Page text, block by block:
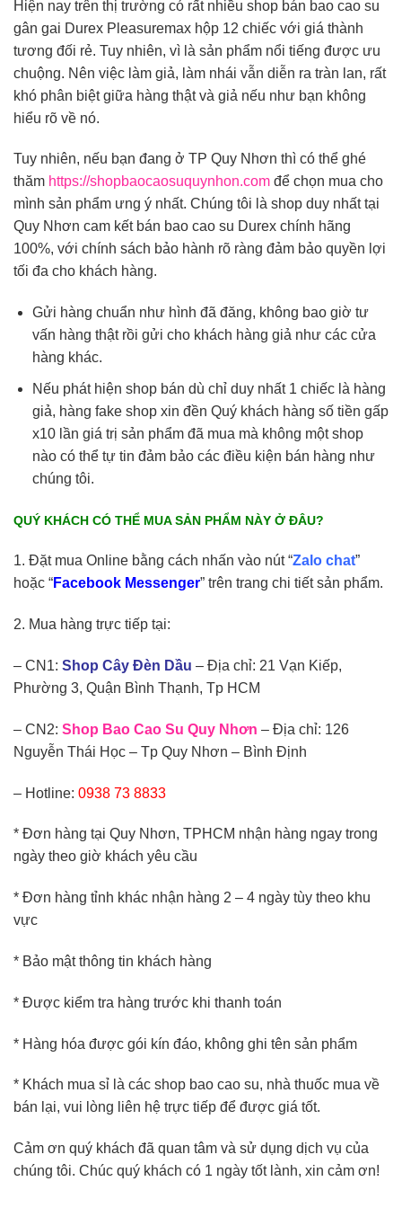
Hiện nay trên thị trường có rất nhiều shop bán bao cao su
gân gai Durex Pleasuremax hộp 12 chiếc với giá thành
tương đối rẻ. Tuy nhiên, vì là sản phẩm nổi tiếng được ưu
chuộng. Nên việc làm giả, làm nhái vẫn diễn ra tràn lan, rất
khó phân biệt giữa hàng thật và giả nếu như bạn không
hiểu rõ về nó.
Tuy nhiên, nếu bạn đang ở TP Quy Nhơn thì có thể ghé
thăm https://shopbaocaosuquynhon.com để chọn mua cho
mình sản phẩm ưng ý nhất. Chúng tôi là shop duy nhất tại
Quy Nhơn cam kết bán bao cao su Durex chính hãng
100%, với chính sách bảo hành rõ ràng đảm bảo quyền lợi
tối đa cho khách hàng.
Gửi hàng chuẩn như hình đã đăng, không bao giờ tư
vấn hàng thật rồi gửi cho khách hàng giả như các cửa
hàng khác.
Nếu phát hiện shop bán dù chỉ duy nhất 1 chiếc là hàng
giả, hàng fake shop xin đền Quý khách hàng số tiền gấp
x10 lần giá trị sản phẩm đã mua mà không một shop
nào có thể tự tin đảm bảo các điều kiện bán hàng như
chúng tôi.
QUÝ KHÁCH CÓ THỂ MUA SẢN PHẨM NÀY Ở ĐÂU?
1. Đặt mua Online bằng cách nhấn vào nút “Zalo chat”
hoặc “Facebook Messenger” trên trang chi tiết sản phẩm.
2. Mua hàng trực tiếp tại:
– CN1: Shop Cây Đèn Dầu – Địa chỉ: 21 Vạn Kiếp,
Phường 3, Quận Bình Thạnh, Tp HCM
– CN2: Shop Bao Cao Su Quy Nhơn – Địa chỉ: 126
Nguyễn Thái Học – Tp Quy Nhơn – Bình Định
– Hotline: 0938 73 8833
* Đơn hàng tại Quy Nhơn, TPHCM nhận hàng ngay trong
ngày theo giờ khách yêu cầu
* Đơn hàng tỉnh khác nhận hàng 2 – 4 ngày tùy theo khu
vực
* Bảo mật thông tin khách hàng
* Được kiểm tra hàng trước khi thanh toán
* Hàng hóa được gói kín đáo, không ghi tên sản phẩm
* Khách mua sỉ là các shop bao cao su, nhà thuốc mua về
bán lại, vui lòng liên hệ trực tiếp để được giá tốt.
Cảm ơn quý khách đã quan tâm và sử dụng dịch vụ của
chúng tôi. Chúc quý khách có 1 ngày tốt lành, xin cảm ơn!